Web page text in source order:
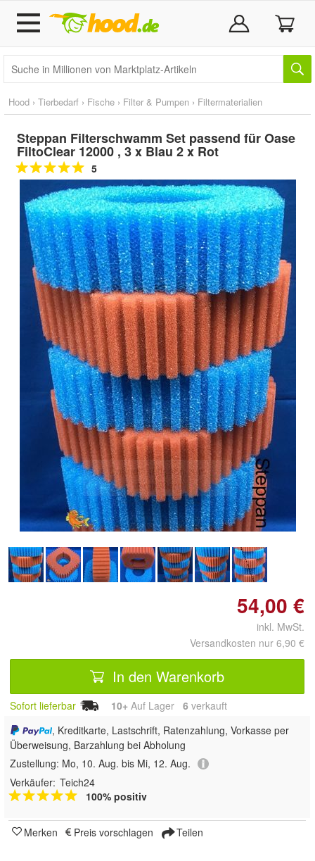
Hood › Tierbedarf › Fische › Filter & Pumpen › Filtermaterialien
Steppan Filterschwamm Set passend für Oase
FiltoClear 12000 , 3 x Blau 2 x Rot
5
Doppelt antippen zum
vergrößern
54,00 €
inkl. MwSt.
Versandkosten nur 6,90 €
In den Warenkorb
Sofort lieferbar 10+ Auf Lager 6 verkauft
, Kreditkarte, Lastschrift, Ratenzahlung, Vorkasse per
Überweisung, Barzahlung bei Abholung
Zustellung: Mo, 10. Aug. bis Mi, 12. Aug.
Verkäufer: Teich24
100% positiv
Merken Preis vorschlagen Teilen